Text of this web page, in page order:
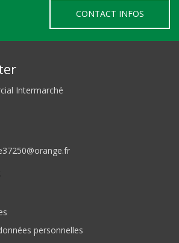
CONTACT INFOS
Intermarché
personnelles